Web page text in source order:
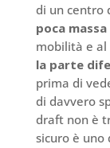
di un centro
poca
mobilità e al
la parte
prima di
di davvero
draft non è
sicuro è uno